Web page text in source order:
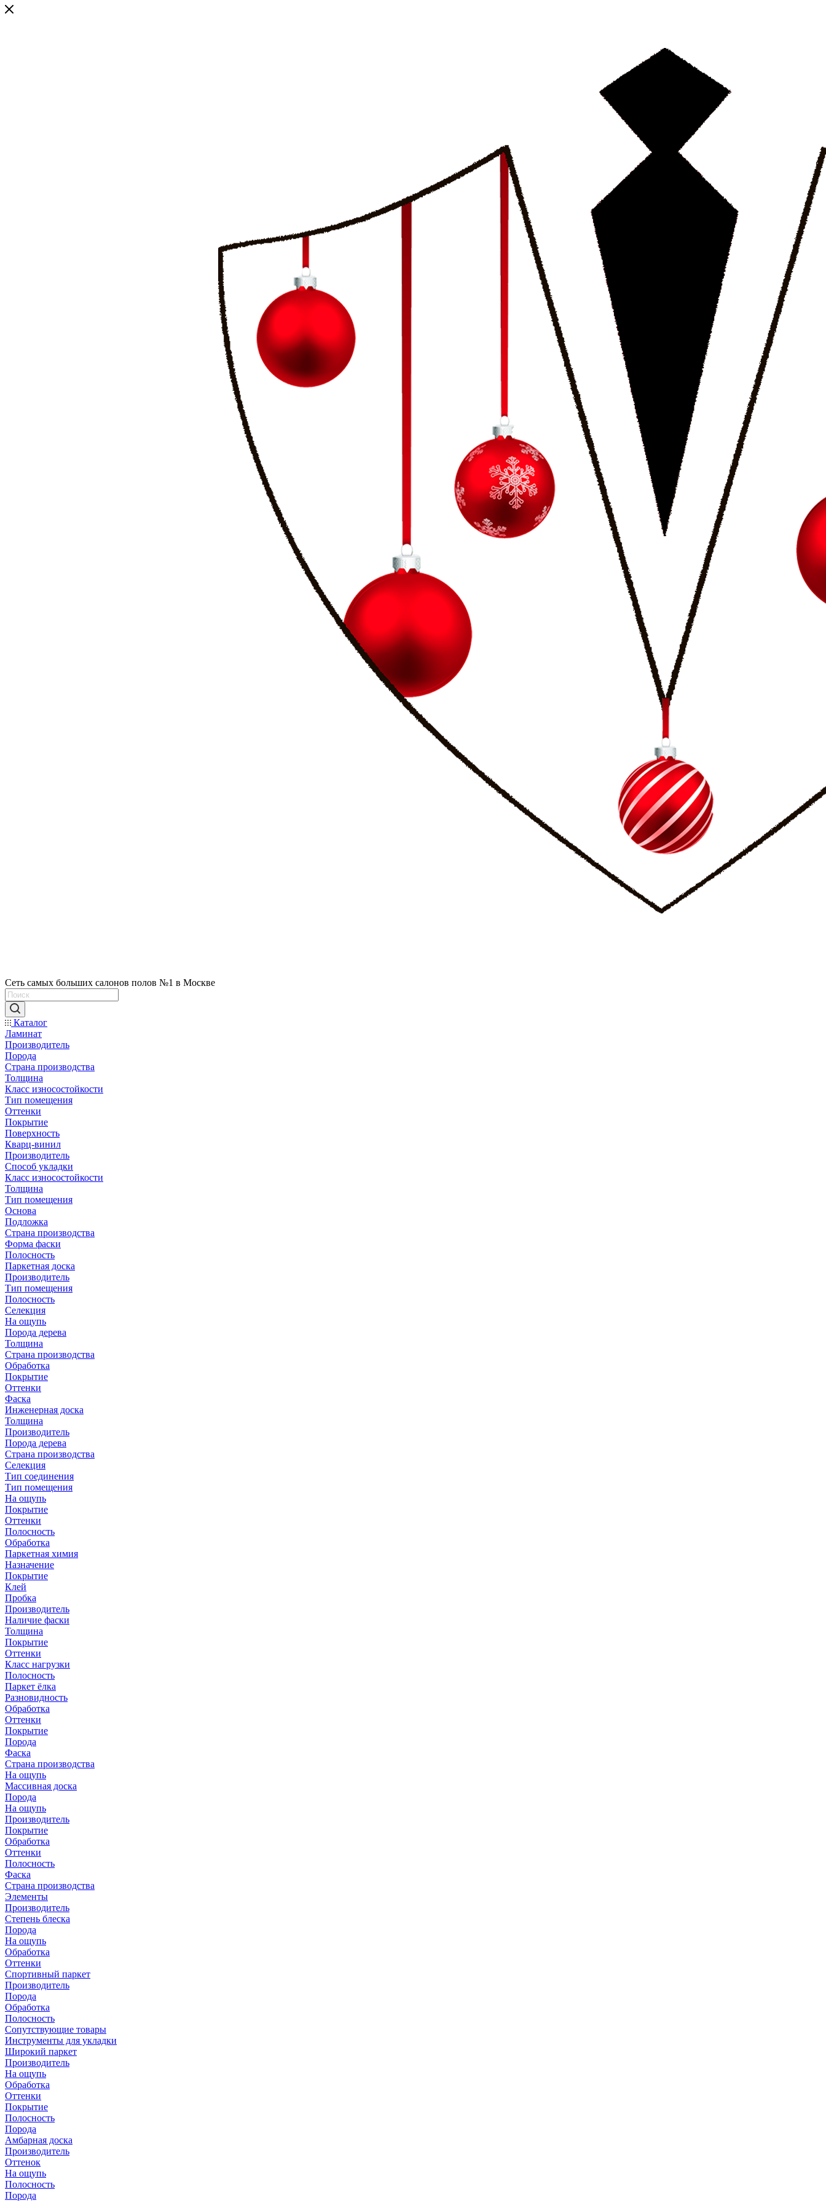
Сеть самых больших салонов полов №1 в Москве
Каталог
Ламинат
Производитель
Порода
Страна производства
Толщина
Класс износостойкости
Тип помещения
Оттенки
Покрытие
Поверхность
Кварц-винил
Производитель
Способ укладки
Класс износостойкости
Толщина
Тип помещения
Основа
Подложка
Страна производства
Форма фаски
Полосность
Паркетная доска
Производитель
Тип помещения
Полосность
Селекция
На ощупь
Порода дерева
Толщина
Страна производства
Обработка
Покрытие
Оттенки
Фаска
Инженерная доска
Толщина
Производитель
Порода дерева
Страна производства
Селекция
Тип соединения
Тип помещения
На ощупь
Покрытие
Оттенки
Полосность
Обработка
Паркетная химия
Назначение
Покрытие
Клей
Пробка
Производитель
Наличие фаски
Толщина
Покрытие
Оттенки
Класс нагрузки
Полосность
Паркет ёлка
Разновидность
Обработка
Оттенки
Покрытие
Порода
Фаска
Страна производства
На ощупь
Массивная доска
Порода
На ощупь
Производитель
Покрытие
Обработка
Оттенки
Полосность
Фаска
Страна производства
Элементы
Производитель
Степень блеска
Порода
На ощупь
Обработка
Оттенки
Спортивный паркет
Производитель
Порода
Обработка
Полосность
Сопутствующие товары
Инструменты для укладки
Широкий паркет
Производитель
На ощупь
Обработка
Оттенки
Покрытие
Полосность
Порода
Амбарная доска
Производитель
Оттенок
На ощупь
Полосность
Порода